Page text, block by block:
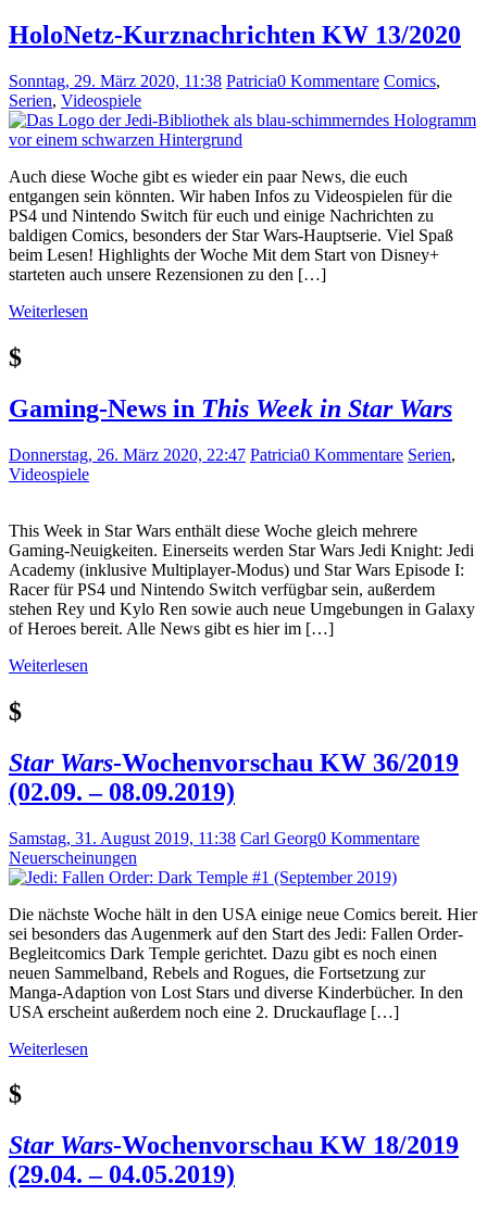
HoloNetz-Kurznachrichten KW 13/2020
Sonntag, 29. März 2020, 11:38 Patricia0 Kommentare Comics,
Serien, Videospiele
Auch diese Woche gibt es wieder ein paar News, die euch
entgangen sein könnten. Wir haben Infos zu Videospielen für die
PS4 und Nintendo Switch für euch und einige Nachrichten zu
baldigen Comics, besonders der Star Wars-Hauptserie. Viel Spaß
beim Lesen! Highlights der Woche Mit dem Start von Disney+
starteten auch unsere Rezensionen zu den […]
Weiterlesen
$
Gaming-News in This Week in Star Wars
Donnerstag, 26. März 2020, 22:47 Patricia0 Kommentare Serien,
Videospiele
This Week in Star Wars enthält diese Woche gleich mehrere
Gaming-Neuigkeiten. Einerseits werden Star Wars Jedi Knight: Jedi
Academy (inklusive Multiplayer-Modus) und Star Wars Episode I:
Racer für PS4 und Nintendo Switch verfügbar sein, außerdem
stehen Rey und Kylo Ren sowie auch neue Umgebungen in Galaxy
of Heroes bereit. Alle News gibt es hier im […]
Weiterlesen
$
Star Wars-Wochenvorschau KW 36/2019
(02.09. – 08.09.2019)
Samstag, 31. August 2019, 11:38 Carl Georg0 Kommentare
Neuerscheinungen
Die nächste Woche hält in den USA einige neue Comics bereit. Hier
sei besonders das Augenmerk auf den Start des Jedi: Fallen Order-
Begleitcomics Dark Temple gerichtet. Dazu gibt es noch einen
neuen Sammelband, Rebels and Rogues, die Fortsetzung zur
Manga-Adaption von Lost Stars und diverse Kinderbücher. In den
USA erscheint außerdem noch eine 2. Druckauflage […]
Weiterlesen
$
Star Wars-Wochenvorschau KW 18/2019
(29.04. – 04.05.2019)